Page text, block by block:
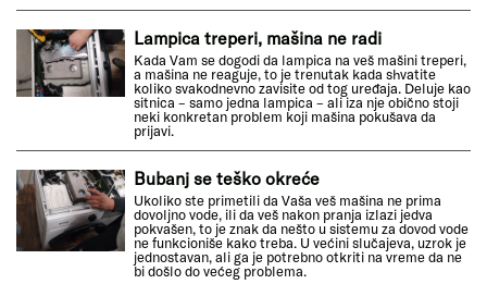
Lampica treperi, mašina ne radi
Kada Vam se dogodi da lampica na veš mašini treperi,
a mašina ne reaguje, to je trenutak kada shvatite
koliko svakodnevno zavisite od tog uređaja. Deluje kao
sitnica – samo jedna lampica – ali iza nje obično stoji
neki konkretan problem koji mašina pokušava da
prijavi.
Bubanj se teško okreće
Ukoliko ste primetili da Vaša veš mašina ne prima
dovoljno vode, ili da veš nakon pranja izlazi jedva
pokvašen, to je znak da nešto u sistemu za dovod vode
ne funkcioniše kako treba. U većini slučajeva, uzrok je
jednostavan, ali ga je potrebno otkriti na vreme da ne
bi došlo do većeg problema.